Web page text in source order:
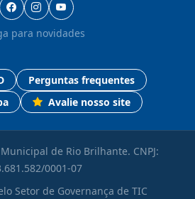
para novidades
Perguntas frequentes
Avalie nosso site
de Rio Brilhante. CNPJ:
0001-07
Setor de Governança de TIC